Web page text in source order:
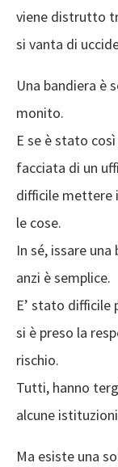
viene distrutto
si vanta di
Una bandiera è
monito.
E se è stato
facciata di un
difficile mettere
le cose.
In sé, issare
anzi è semplice.
E’ stato difficile
si è preso la
rischio.
Tutti, hanno
alcune
Ma esiste una